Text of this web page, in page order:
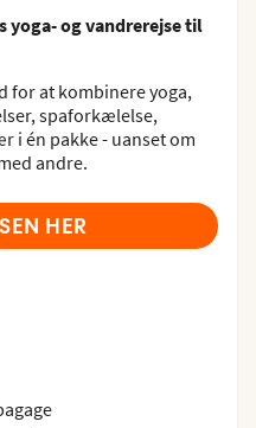
yoga- og vandrerejse til
for at kombinere yoga,
spaforkælelse,
i én pakke - uanset om
andre.
HER